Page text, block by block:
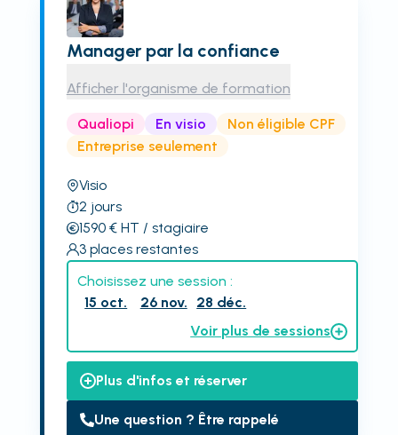
Manager par la confiance
Afficher l'organisme de formation
Qualiopi En visio
Non éligible CPF
Entreprise seulement
Visio
2 jours
1590€ HT / stagiaire
3 places restantes
Choisissez une session :
15 oct.
26 nov.
28 déc.
Voir plus de sessions
Plus d'infos et réserver
Une question ? Être rappelé